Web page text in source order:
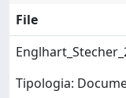
File
Tipologia: